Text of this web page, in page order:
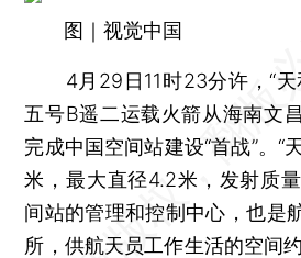
图｜视觉中国
4月29日11时23分许，“天
五号B遥二运载火箭从海南文
完成中国空间站建设“首战”。“
米，最大直径4.2米，发射质
间站的管理和控制中心，也是
所，供航天员工作生活的空间